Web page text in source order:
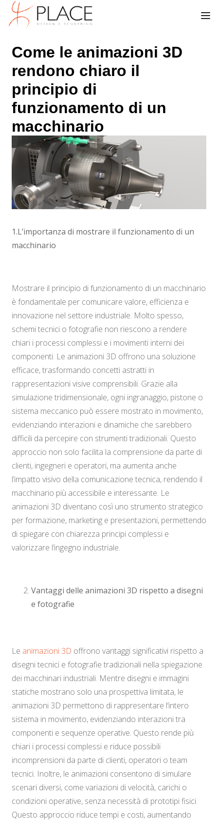
Come le animazioni 3D
rendono chiaro il
principio di
funzionamento di un
macchinario
1.L’importanza di mostrare il funzionamento di un
macchinario
Mostrare il principio di funzionamento di un macchinario
è fondamentale per comunicare valore, efficienza e
innovazione nel settore industriale. Molto spesso,
schemi tecnici o fotografie non riescono a rendere
chiari i processi complessi e i movimenti interni dei
componenti. Le animazioni 3D offrono una soluzione
efficace, trasformando concetti astratti in
rappresentazioni visive comprensibili. Grazie alla
simulazione tridimensionale, ogni ingranaggio, pistone o
sistema meccanico può essere mostrato in movimento,
evidenziando interazioni e dinamiche che sarebbero
difficili da percepire con strumenti tradizionali. Questo
approccio non solo facilita la comprensione da parte di
clienti, ingegneri e operatori, ma aumenta anche
l’impatto visivo della comunicazione tecnica, rendendo il
macchinario più accessibile e interessante. Le
animazioni 3D diventano così uno strumento strategico
per formazione, marketing e presentazioni, permettendo
di spiegare con chiarezza principi complessi e
valorizzare l’ingegno industriale.
Vantaggi delle animazioni 3D rispetto a disegni
e fotografie
Le animazioni 3D offrono vantaggi significativi rispetto a
disegni tecnici e fotografie tradizionali nella spiegazione
dei macchinari industriali. Mentre disegni e immagini
statiche mostrano solo una prospettiva limitata, le
animazioni 3D permettono di rappresentare l’intero
sistema in movimento, evidenziando interazioni tra
componenti e sequenze operative. Questo rende più
chiari i processi complessi e riduce possibili
incomprensioni da parte di clienti, operatori o team
tecnici. Inoltre, le animazioni consentono di simulare
scenari diversi, come variazioni di velocità, carichi o
condizioni operative, senza necessità di prototipi fisici.
Questo approccio riduce tempi e costi, aumentando